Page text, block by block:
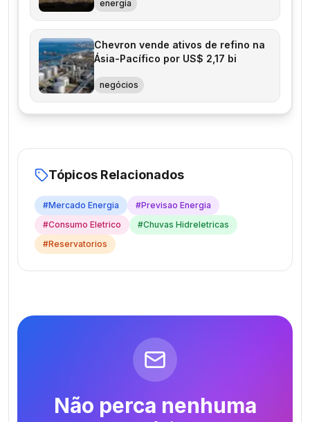
energia
Chevron vende ativos de refino na
Ásia-Pacífico por US$ 2,17 bi
negócios
Tópicos Relacionados
#Mercado Energia #Previsao Energia
#Consumo Eletrico #Chuvas Hidreletricas
#Reservatorios
Não perca nenhuma